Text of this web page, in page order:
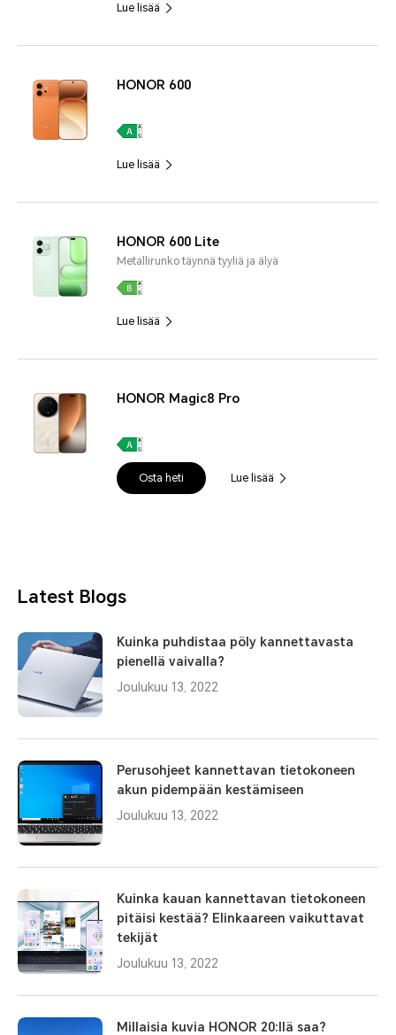
Lue lisää
HONOR 600
Lue lisää
HONOR 600 Lite
Metallirunko täynnä tyyliä ja älyä
Lue lisää
HONOR Magic8 Pro
Osta heti Lue lisää
Latest Blogs
Kuinka puhdistaa pöly kannettavasta
pienellä vaivalla?
Joulukuu 13, 2022
Perusohjeet kannettavan tietokoneen
akun pidempään kestämiseen
Joulukuu 13, 2022
Kuinka kauan kannettavan tietokoneen
pitäisi kestää? Elinkaareen vaikuttavat
tekijät
Joulukuu 13, 2022
Millaisia kuvia HONOR 20:llä saa?